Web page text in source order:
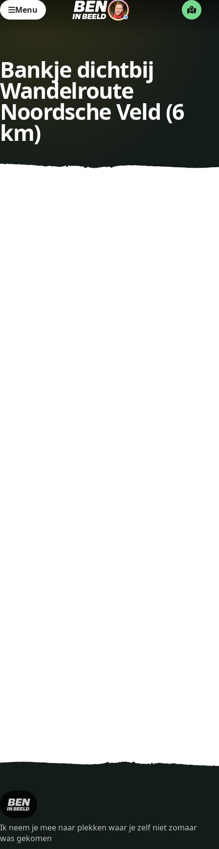
Menu
Bankje dichtbij
Wandelroute
Noordsche Veld (6
km)
Ik neem je mee naar plekken waar je zelf niet zomaar
was gekomen